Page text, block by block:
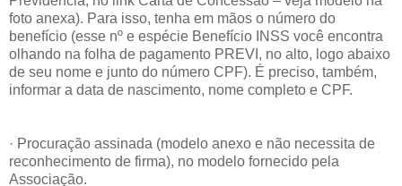
foto anexa). Para isso, tenha em mãos o número do
benefício (esse nº e espécie Benefício INSS você encontra
olhando na folha de pagamento PREVI, no alto, logo abaixo
de seu nome e junto do número CPF). É preciso, também,
informar a data de nascimento, nome completo e CPF.
· Procuração assinada (modelo anexo e não necessita de
reconhecimento de firma), no modelo fornecido pela
Associação.